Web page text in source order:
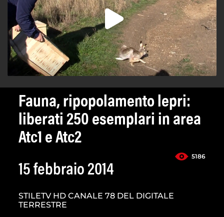
Fauna, ripopolamento lepri:
liberati 250 esemplari in area
Atc1 e Atc2
5186
15 febbraio 2014
STILETV HD CANALE 78 DEL DIGITALE
TERRESTRE